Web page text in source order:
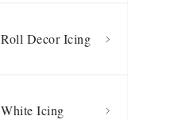
Roll Decor Icing
White Icing